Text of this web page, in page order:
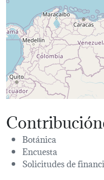
Botánica
Encuesta
Solicitudes de